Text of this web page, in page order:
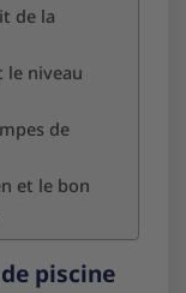
de la
le niveau
de
et le bon
piscine